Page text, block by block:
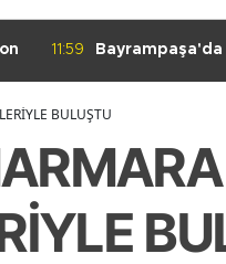
11:59
Bayrampaşa'da
BULUŞTU